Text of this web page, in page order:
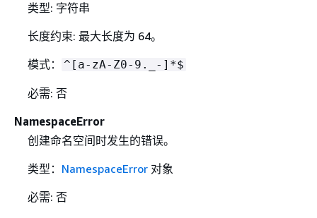
类型: 字符串
长度约束: 最大长度为 64。
模式：
^[a-zA-Z0-9._-]*$
必需: 否
NamespaceError
创建命名空间时发生的错误。
类型： NamespaceError对象
必需: 否